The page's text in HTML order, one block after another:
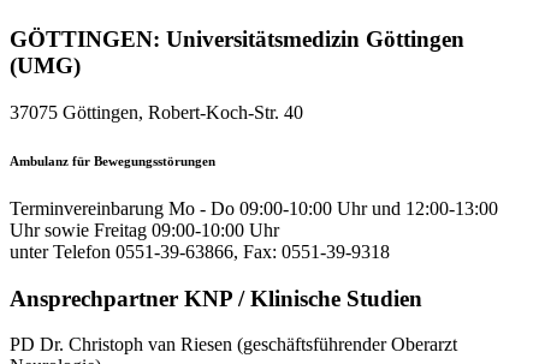
GÖTTINGEN: Universitätsmedizin Göttingen
(UMG)
37075 Göttingen, Robert-Koch-Str. 40
Ambulanz für Bewegungsstörungen
Terminvereinbarung Mo - Do 09:00-10:00 Uhr und 12:00-13:00
Uhr sowie Freitag 09:00-10:00 Uhr
unter Telefon 0551-39-63866, Fax: 0551-39-9318
Ansprechpartner KNP / Klinische Studien
PD Dr. Christoph van Riesen (geschäftsführender Oberarzt